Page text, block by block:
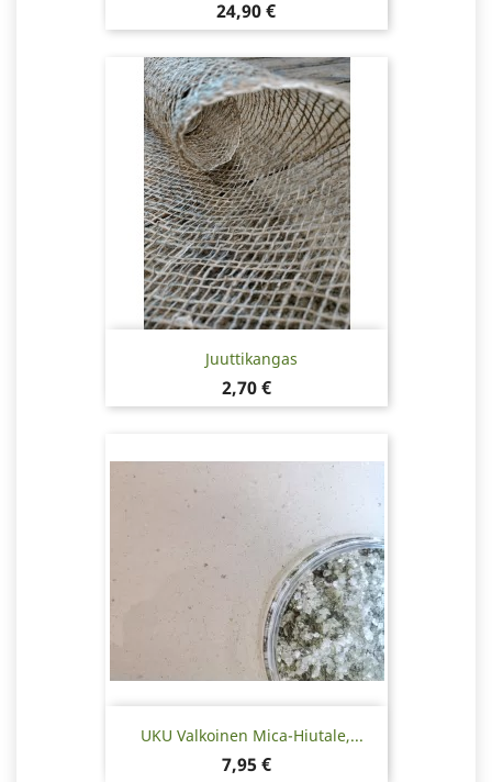
Hinta
24,90 €
Juuttikangas
Hinta
2,70 €
UKU Valkoinen Mica-Hiutale,...
Hinta
7,95 €